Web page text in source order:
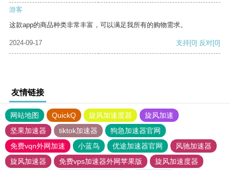
游客
这款app的商品种类非常丰富，可以满足我所有的购物需求。
2024-09-17 支持[0] 反对[0]
友情链接
网站地图 QuickQ 旋风加速度器
旋风加速
坚果加速器
tiktok加速器
狗急加速器官网
免费vqn外网加速
小蓝鸟 优途加速器官网
风驰加速器
旋风加速器
免费vps加速器外网苹果版
旋风加速度器